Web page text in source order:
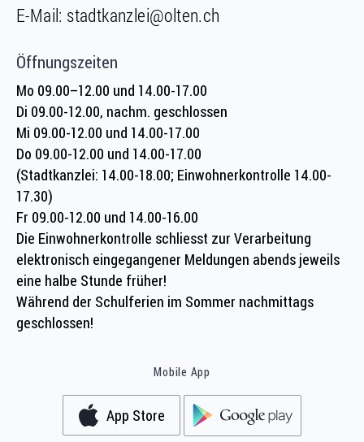
E-Mail: stadtkanzlei@olten.ch
Öffnungszeiten
Mo 09.00–12.00 und 14.00-17.00
Di 09.00-12.00, nachm. geschlossen
Mi 09.00-12.00 und 14.00-17.00
Do 09.00-12.00 und 14.00-17.00
(Stadtkanzlei: 14.00-18.00; Einwohnerkontrolle 14.00-
17.30)
Fr 09.00-12.00 und 14.00-16.00
Die Einwohnerkontrolle schliesst zur Verarbeitung
elektronisch eingegangener Meldungen abends jeweils
eine halbe Stunde früher!
Während der Schulferien im Sommer nachmittags
geschlossen!
Mobile App
App Store